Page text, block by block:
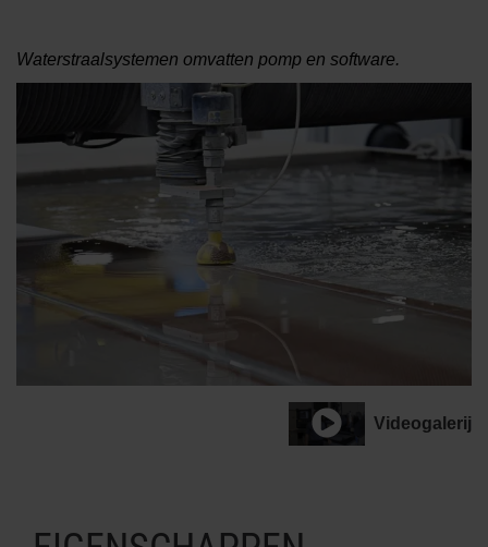
Waterstraalsystemen omvatten pomp en software.
Videogalerij